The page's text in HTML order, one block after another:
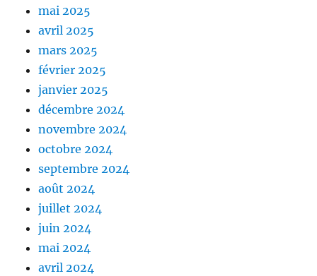
mai 2025
avril 2025
mars 2025
février 2025
janvier 2025
décembre 2024
novembre 2024
octobre 2024
septembre 2024
août 2024
juillet 2024
juin 2024
mai 2024
avril 2024